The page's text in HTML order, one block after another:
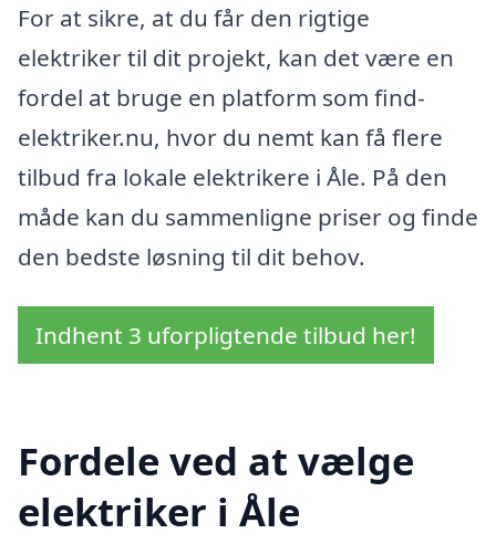
For at sikre, at du får den rigtige
elektriker til dit projekt, kan det være en
fordel at bruge en platform som find-
elektriker.nu, hvor du nemt kan få flere
tilbud fra lokale elektrikere i Åle. På den
måde kan du sammenligne priser og finde
den bedste løsning til dit behov.
Indhent 3 uforpligtende tilbud her!
Fordele ved at vælge
elektriker i Åle